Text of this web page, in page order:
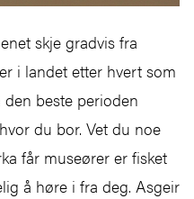
skje gradvis fra
i landet etter hvert som
beste perioden
du bor. Vet du noe
får museører er fisket
å høre i fra deg. Asgeir